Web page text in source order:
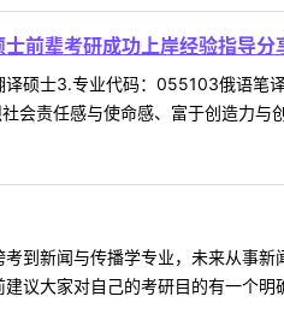
前辈考研成功上岸经验指导分
硕士3.专业代码：055103俄语
会责任感与使命感、富于创造力与
到新闻与传播学专业，未来从事
议大家对自己的考研目的有一个